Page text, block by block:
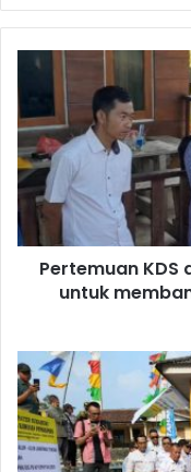
Pertemuan
untuk